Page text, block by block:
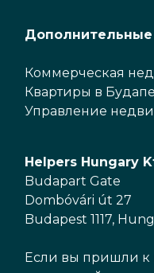
Дополнительные
Коммерческая
Квартиры в
Управление
Helpers Hungary
Budapart Gate
Dombóvári út 27
Budapest 1117,
Если вы пришли к